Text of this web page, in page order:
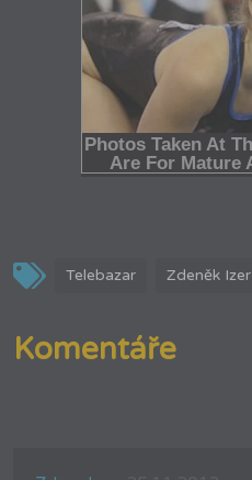
Telebazar Zdeněk Izer
Komentáře